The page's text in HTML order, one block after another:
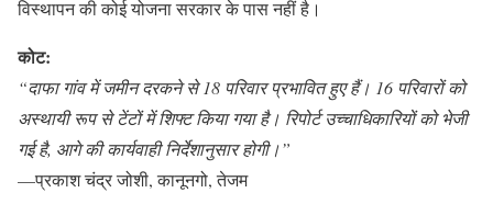
विस्थापन की कोई योजना सरकार के पास नहीं है।
कोट:
“दाफा गांव में जमीन दरकने से 18 परिवार प्रभावित हुए हैं। 16 परिवारों को
अस्थायी रूप से टेंटों में शिफ्ट किया गया है। रिपोर्ट उच्चाधिकारियों को भेजी
गई है, आगे की कार्यवाही निर्देशानुसार होगी।”
—प्रकाश चंद्र जोशी, कानूनगो, तेजम